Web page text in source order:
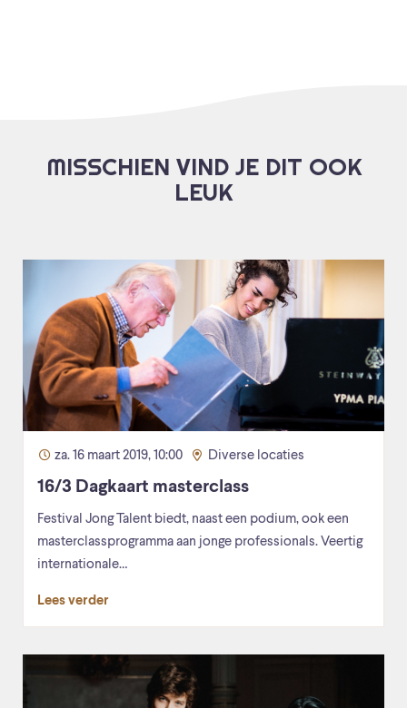
MISSCHIEN VIND JE DIT OOK
LEUK
za. 16 maart 2019, 10:00 Diverse locaties
16/3 Dagkaart masterclass
Festival Jong Talent biedt, naast een podium, ook een
masterclassprogramma aan jonge professionals. Veertig
internationale…
Lees verder